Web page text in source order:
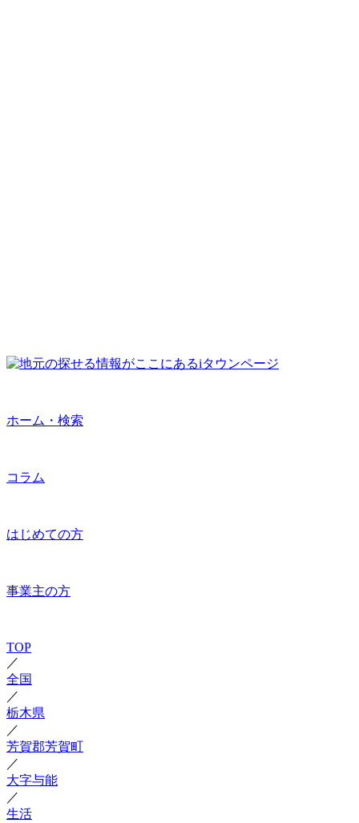
ホーム・検索
コラム
はじめての方
事業主の方
TOP
／
全国
／
栃木県
／
芳賀郡芳賀町
／
大字与能
／
生活